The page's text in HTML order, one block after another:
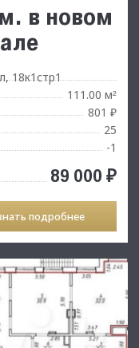
в новом
18к1стр1
111.00 м²
801 ₽
25
-1
89 000 ₽
подробнее